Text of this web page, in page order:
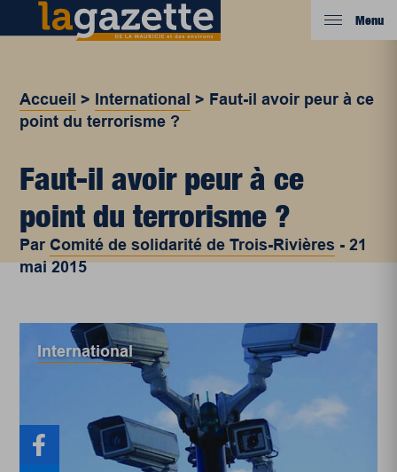
Menu
Accueil > International > Faut-il avoir peur à ce
point du terrorisme ?
Faut-il avoir peur à ce
point du terrorisme ?
Par Comité de solidarité de Trois-Rivières -21
mai 2015
International